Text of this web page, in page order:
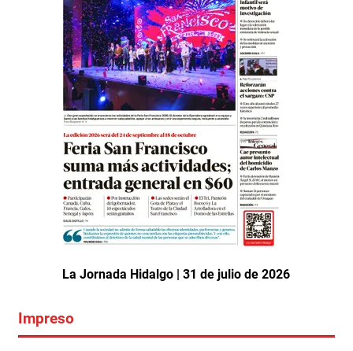
La Jornada Hidalgo | 31 de julio de 2026
Impreso